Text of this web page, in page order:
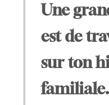
Une
est de
sur ton